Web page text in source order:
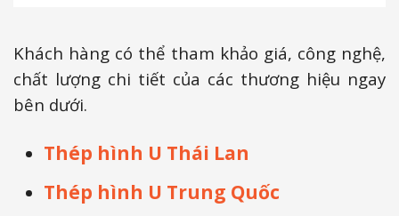
Khách hàng có thể tham khảo giá, công nghệ,
chất lượng chi tiết của các thương hiệu ngay
bên dưới.
Thép hình U Thái Lan
Thép hình U Trung Quốc